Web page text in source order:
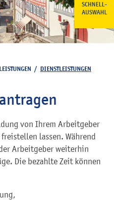
SCHNELL-
AUSWAHL
/ DIENSTLEISTUNGEN
von Ihrem Arbeitgeber
lassen. Während
Arbeitgeber weiterhin
Die bezahlte Zeit können